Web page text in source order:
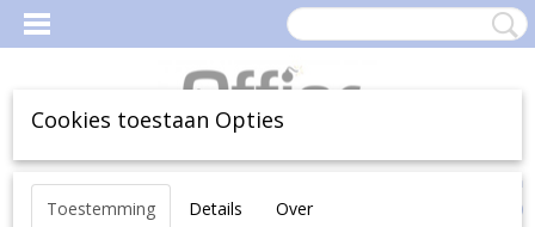
Inloggen Registreren
Uw Winkelwagen
(0)
Cookies toestaan Opties
Toestemming Details Over